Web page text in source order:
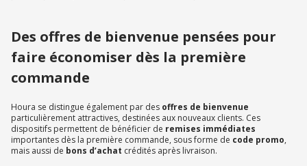
Des offres de bienvenue pensées pour
faire économiser dès la première
commande
Houra se distingue également par des offres de bienvenue
particulièrement attractives, destinées aux nouveaux clients. Ces
dispositifs permettent de bénéficier de remises immédiates
importantes dès la première commande, sous forme de code promo,
mais aussi de bons d’achat crédités après livraison.